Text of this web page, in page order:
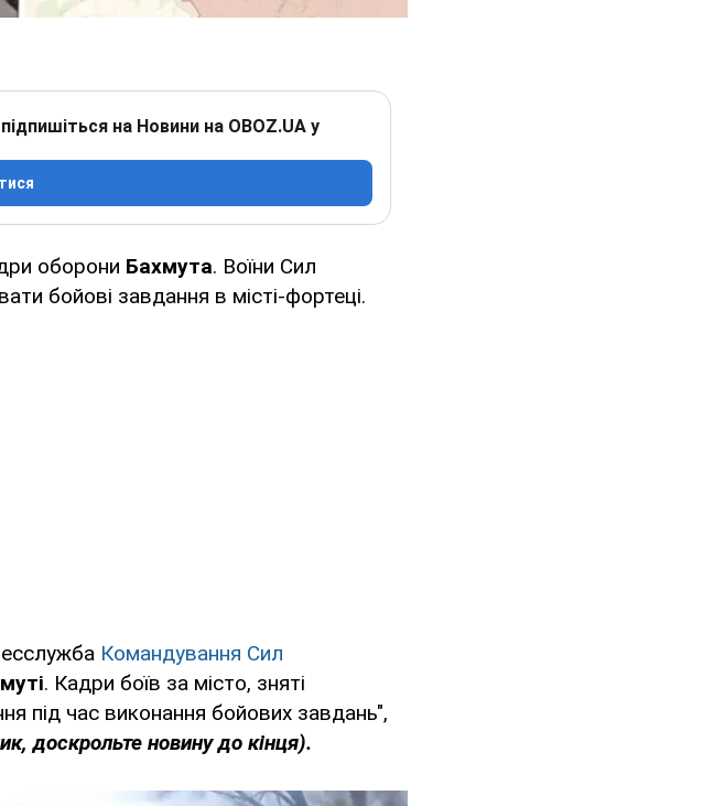
на Новини на OBOZ.UA у
оборони Бахмута. Воїни Сил
бойові завдання в місті-фортеці.
Командування Сил
. Кадри боїв за місто, зняті
під час виконання бойових завдань",
доскрольте новину до кінця).